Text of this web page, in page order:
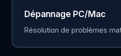
Dépannage PC/Mac
Résolution de problèmes